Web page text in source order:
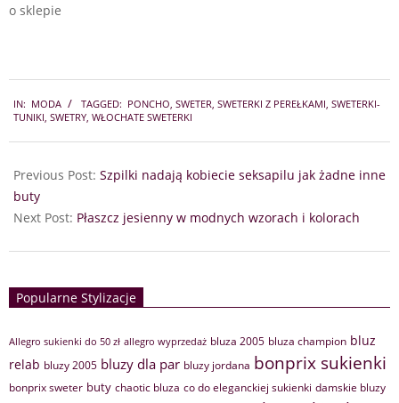
o sklepie
11-
IN: MODA TAGGED: PONCHO, SWETER, SWETERKI Z PEREŁKAMI, SWETERKI-
TUNIKI, SWETRY, WŁOCHATE SWETERKI
Previous Post: Szpilki nadają kobiecie seksapilu jak żadne inne
buty
Next Post: Płaszcz jesienny w modnych wzorach i kolorach
Popularne Stylizacje
Allegro sukienki do 50 zł allegro wyprzedaż bluza 2005 bluza champion bluz
relab bluzy 2005 bluzy dla par bluzy jordana bonprix sukienki
bonprix sweter buty chaotic bluza co do eleganckiej sukienki damskie bluzy